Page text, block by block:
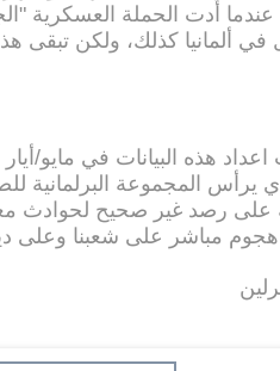
عندما أدت الحملة العسكرية
ألمانيا كذلك، ولكن تبقى
هذه البيانات في مايو/
المجموعة البرلمانية
على رصد غير صحيح لحوادث
مباشر على شعبنا وعلى